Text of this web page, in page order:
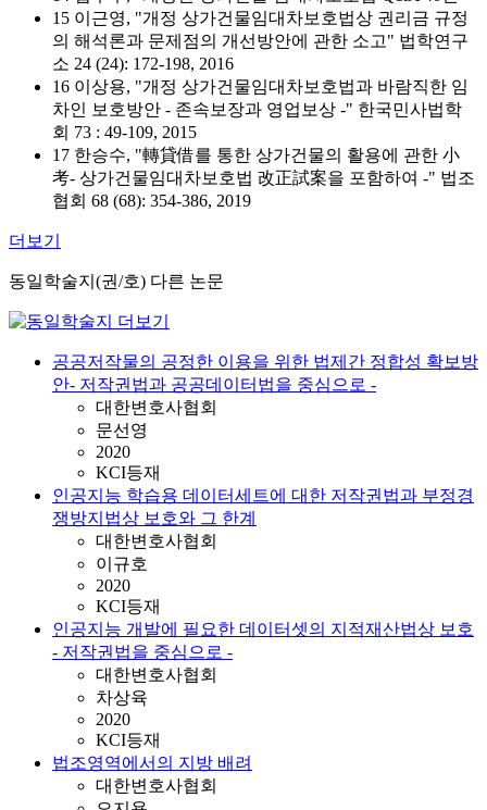
15 이근영, "개정 상가건물임대차보호법상 권리금 규정
의 해석론과 문제점의 개선방안에 관한 소고" 법학연구
소 24 (24): 172-198, 2016
16 이상용, "개정 상가건물임대차보호법과 바람직한 임
차인 보호방안 - 존속보장과 영업보상 -" 한국민사법학
회 73 : 49-109, 2015
17 한승수, "轉貸借를 통한 상가건물의 활용에 관한 小
考- 상가건물임대차보호법 改正試案을 포함하여 -" 법조
협회 68 (68): 354-386, 2019
더보기
동일학술지(권/호) 다른 논문
공공저작물의 공정한 이용을 위한 법제간 정합성 확보방
안- 저작권법과 공공데이터법을 중심으로 -
대한변호사협회
문선영
2020
KCI등재
인공지능 학습용 데이터세트에 대한 저작권법과 부정경
쟁방지법상 보호와 그 한계
대한변호사협회
이규호
2020
KCI등재
인공지능 개발에 필요한 데이터셋의 지적재산법상 보호
- 저작권법을 중심으로 -
대한변호사협회
차상육
2020
KCI등재
법조영역에서의 지방 배려
대한변호사협회